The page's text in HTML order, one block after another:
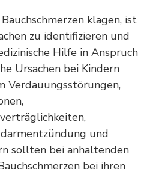
klagen, ist
zu identifizieren und
Hilfe in Anspruch
Ursachen bei Kindern
Verdauungsstörungen,
und
sollten bei anhaltenden
bei ihren